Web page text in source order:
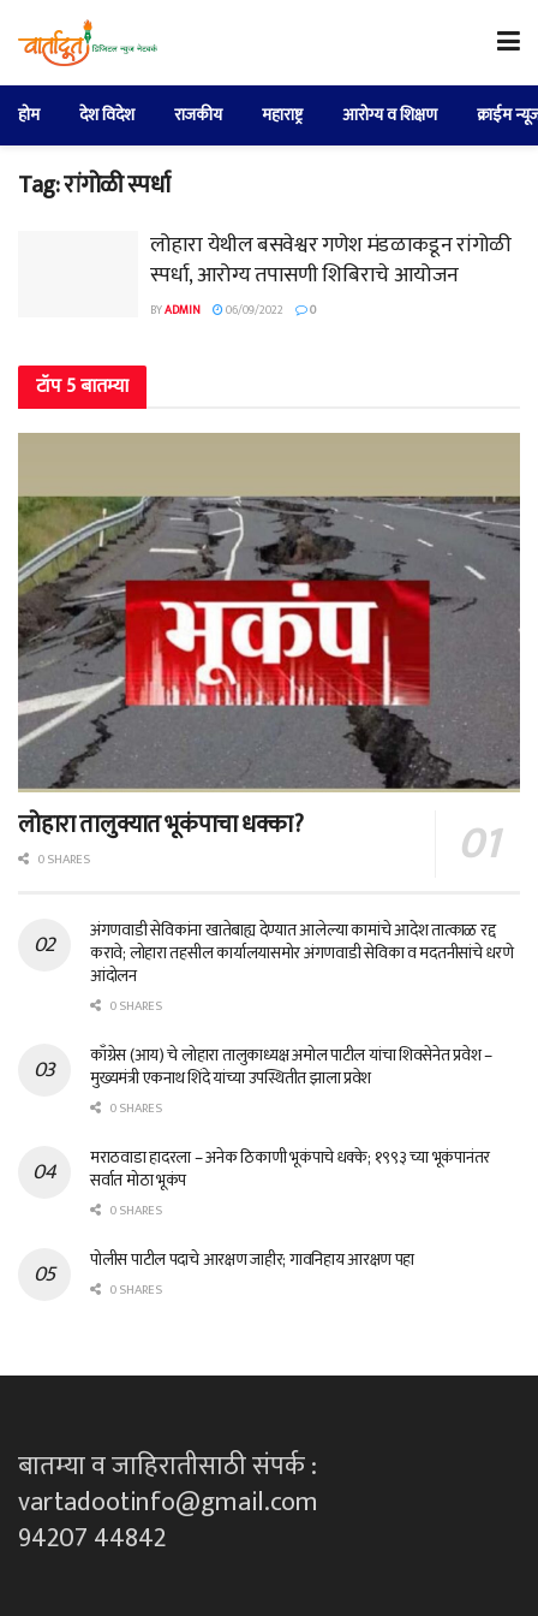
होम देश विदेश राजकीय महाराष्ट्र आरोग्य व शिक्षण क्राईम
Tag:रांगोळी स्पर्धा
लोहारा येथील बसवेश्वर गणेश मंडळाकडून रांगोळी
स्पर्धा, आरोग्य तपासणी शिबिराचे आयोजन
BYADMIN 06/09/2022 0
टॉप 5 बातम्या
लोहारा तालुक्यात भूकंपाचा धक्का?
0 SHARES
अंगणवाडी सेविकांना खातेबाह्य देण्यात आलेल्या कामांचे आदेश तात्काळ रद्द
करावे; लोहारा तहसील कार्यालयासमोर अंगणवाडी सेविका व मदतनीसांचे धरणे
आंदोलन
0 SHARES
काँग्रेस (आय) चे लोहारा तालुकाध्यक्ष अमोल पाटील यांचा शिवसेनेत प्रवेश –
मुख्यमंत्री एकनाथ शिंदे यांच्या उपस्थितीत झाला प्रवेश
0 SHARES
मराठवाडा हादरला – अनेक ठिकाणी भूकंपाचे धक्के; १९९३ च्या भूकंपानंतर
सर्वात मोठा भूकंप
0 SHARES
पोलीस पाटील पदाचे आरक्षण जाहीर; गावनिहाय आरक्षण पहा
0 SHARES
बातम्या व जाहिरातीसाठी संपर्क :
vartadootinfo@gmail.com
94207 44842